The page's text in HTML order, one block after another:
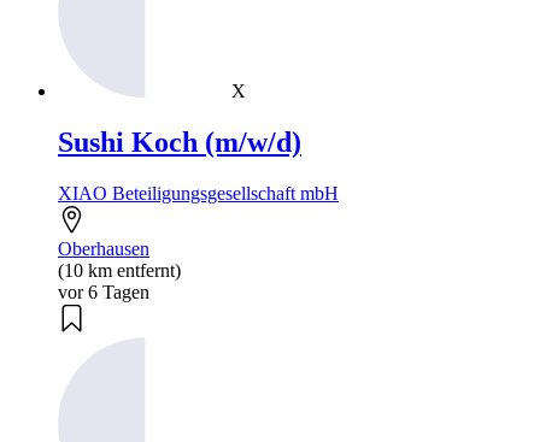
X
Sushi Koch (m/w/d)
XIAO Beteiligungsgesellschaft mbH
Oberhausen
(10 km entfernt)
vor 6 Tagen